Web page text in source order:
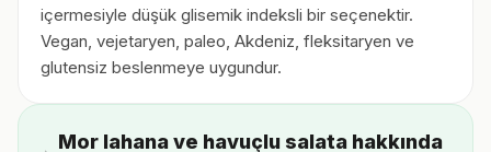
içermesiyle düşük glisemik indeksli bir seçenektir.
Vegan, vejetaryen, paleo, Akdeniz, fleksitaryen ve
glutensiz beslenmeye uygundur.
Mor lahana ve havuçlu salata hakkında